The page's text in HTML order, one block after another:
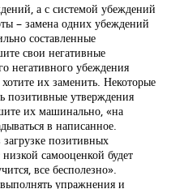
а с системой убеждений
– замена одних убеждений
составленные
свои негативные
негативного убеждения
их заменить. Некоторые
позитивные утверждения
их машинально, «на
в написанное.
позитивных
самооценкой будет
все бесполезно».
упражнения и